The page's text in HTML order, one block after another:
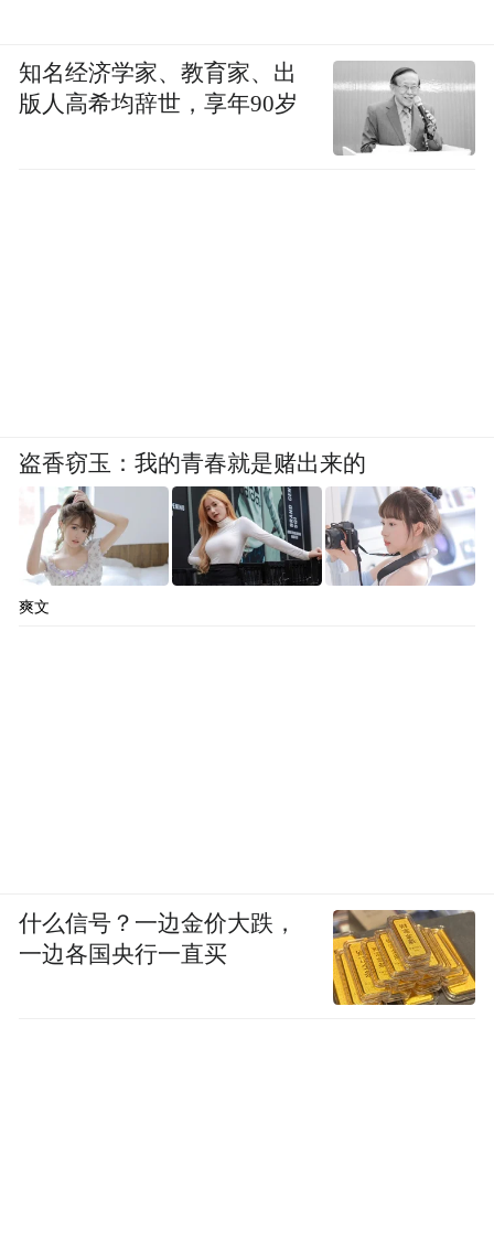
知名经济学家、教育家、出
版人高希均辞世，享年90岁
盗香窃玉：我的青春就是赌出来的
爽文
什么信号？一边金价大跌，
一边各国央行一直买